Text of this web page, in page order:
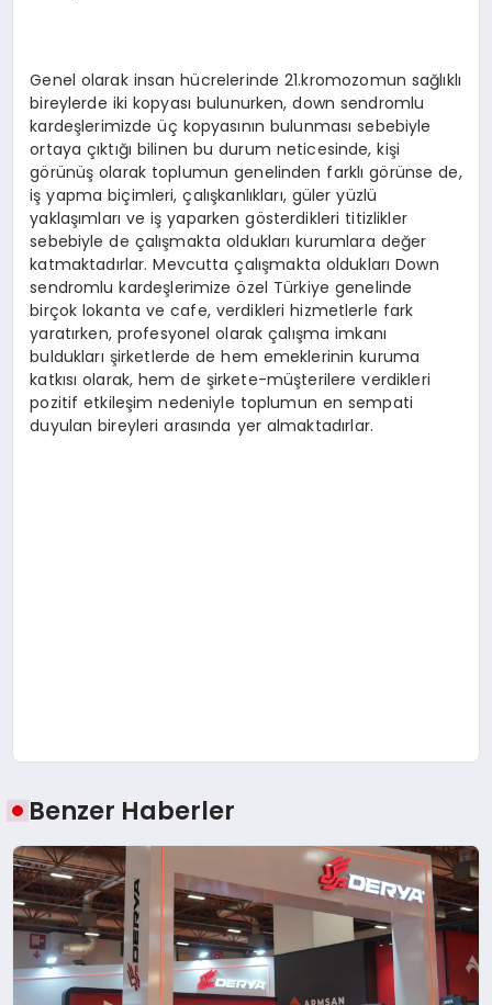
Genel olarak insan hücrelerinde 21.kromozomun sağlıklı
bireylerde iki kopyası bulunurken, down sendromlu
kardeşlerimizde üç kopyasının bulunması sebebiyle
ortaya çıktığı bilinen bu durum neticesinde, kişi
görünüş olarak toplumun genelinden farklı görünse de,
iş yapma biçimleri, çalışkanlıkları, güler yüzlü
yaklaşımları ve iş yaparken gösterdikleri titizlikler
sebebiyle de çalışmakta oldukları kurumlara değer
katmaktadırlar. Mevcutta çalışmakta oldukları Down
sendromlu kardeşlerimize özel Türkiye genelinde
birçok lokanta ve cafe, verdikleri hizmetlerle fark
yaratırken, profesyonel olarak çalışma imkanı
buldukları şirketlerde de hem emeklerinin kuruma
katkısı olarak, hem de şirkete-müşterilere verdikleri
pozitif etkileşim nedeniyle toplumun en sempati
duyulan bireyleri arasında yer almaktadırlar.
Benzer Haberler